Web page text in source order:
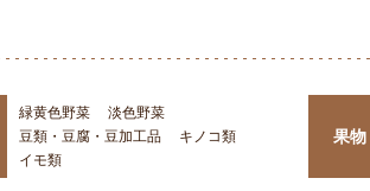
緑黄色野菜
淡色野菜
豆類・豆腐・豆加工品
キノコ類
イモ類
果物